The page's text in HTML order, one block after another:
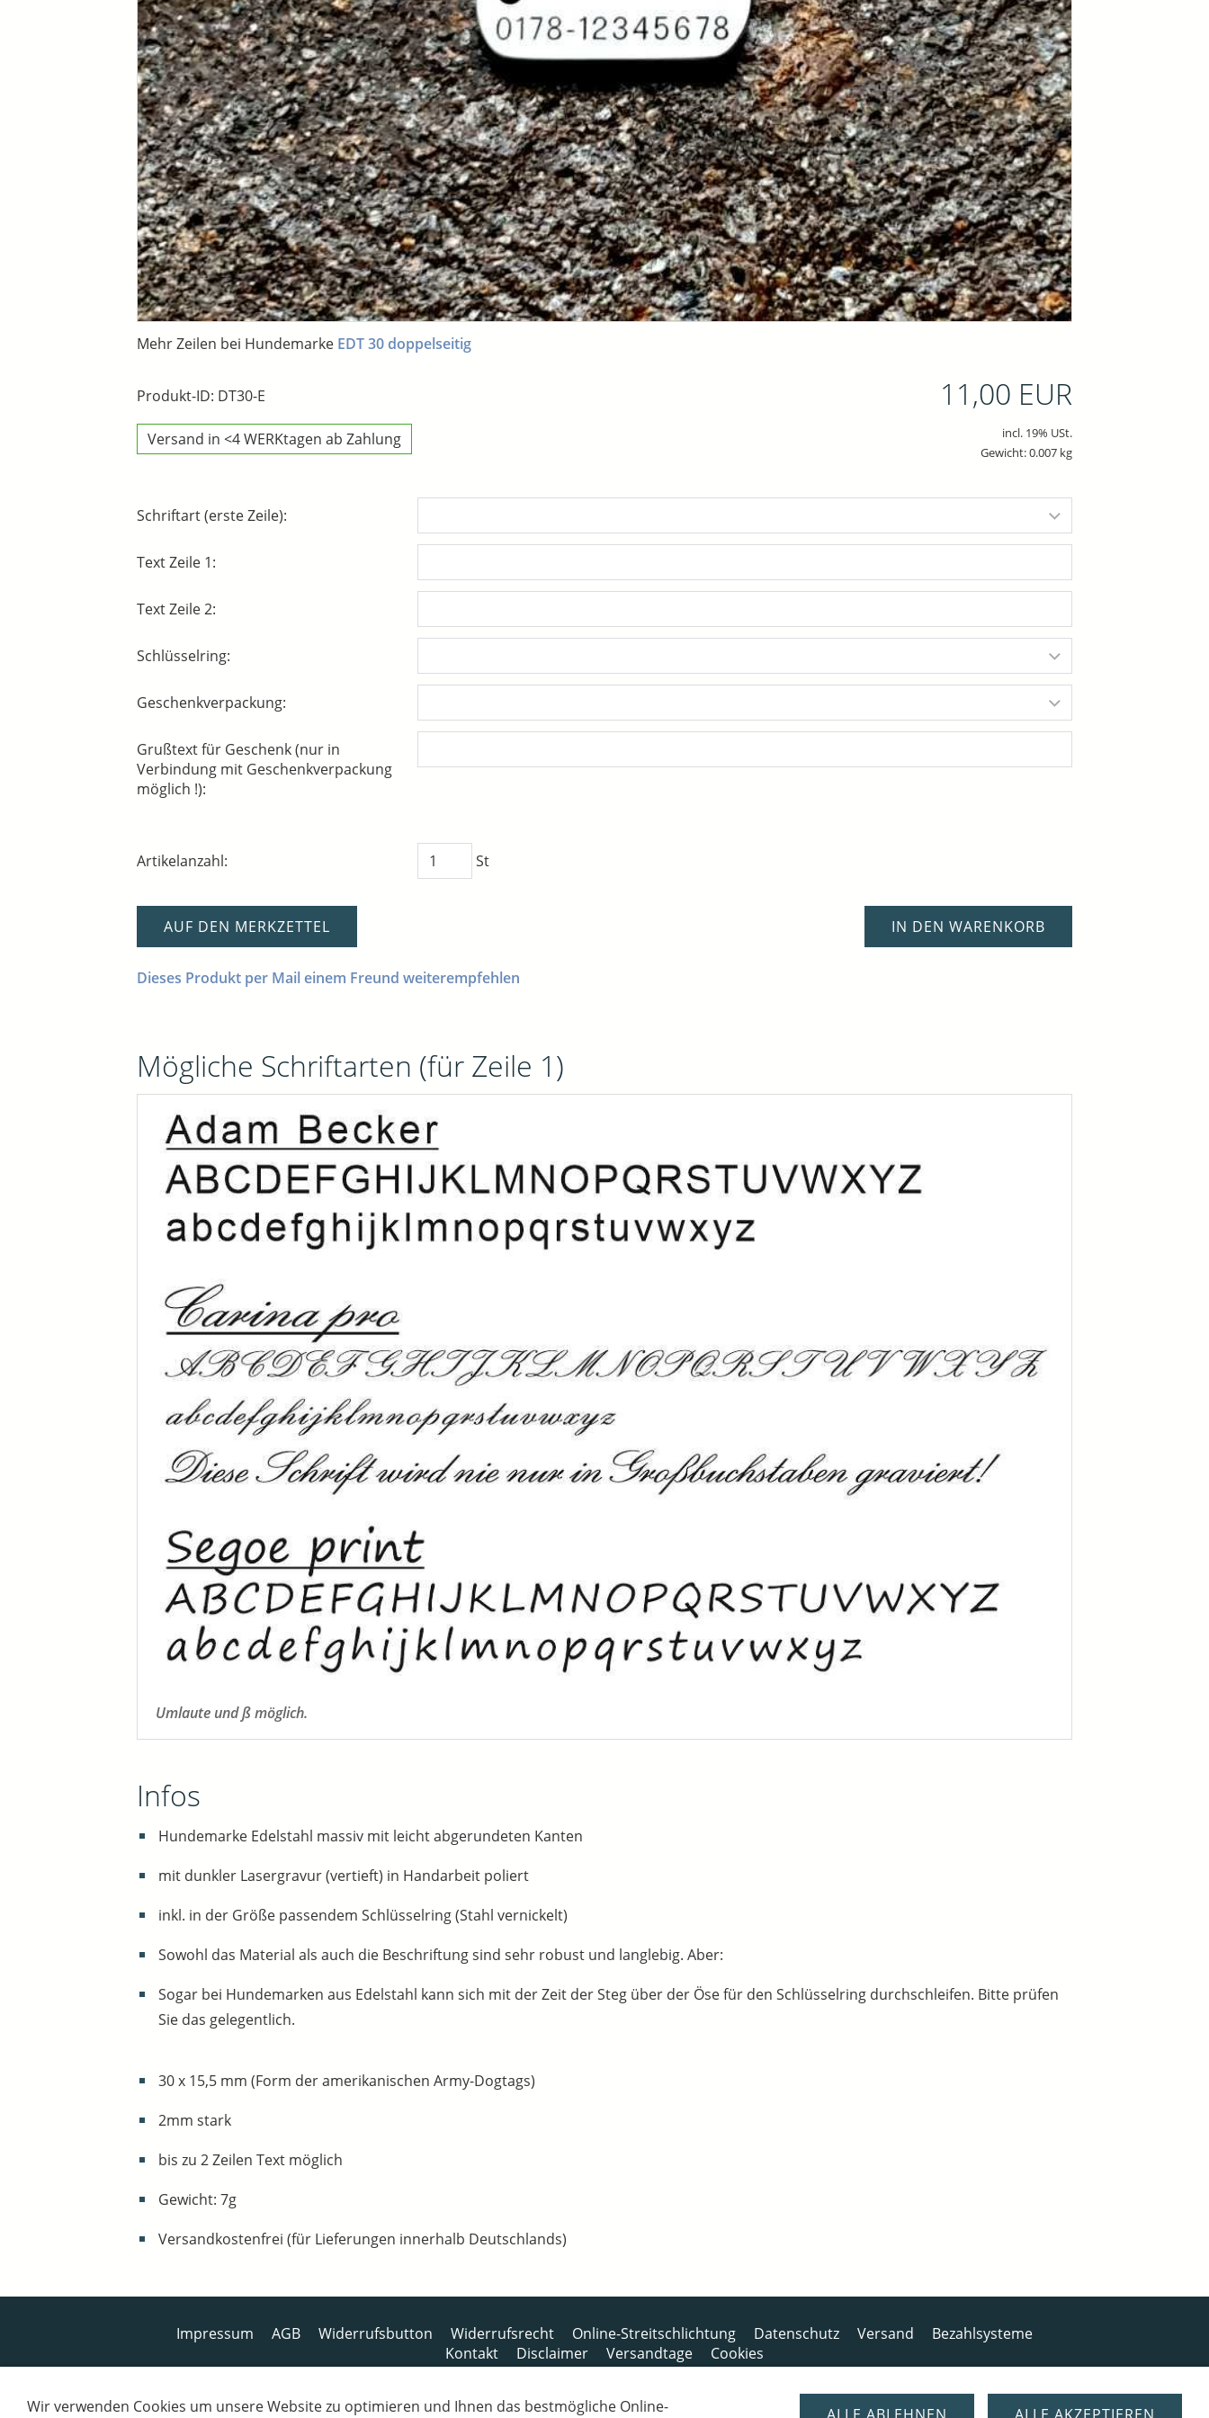
Mehr Zeilen bei Hundemarke EDT 30 doppelseitig
Produkt-ID: DT30-E
Versand in <4 WERKtagen ab Zahlung
11,00 EUR
incl. 19% USt.
Gewicht: 0.007 kg
Schriftart (erste Zeile):
Text Zeile 1:
Text Zeile 2:
Schlüsselring:
Geschenkverpackung:
Grußtext für Geschenk (nur in
Verbindung mit Geschenkverpackung
möglich !):
Artikelanzahl: St
IN DEN WARENKORB
AUF DEN MERKZETTEL
Dieses Produkt per Mail einem Freund weiterempfehlen
Mögliche Schriftarten (für Zeile 1)
Umlaute und ß möglich.
Infos
Hundemarke Edelstahl massiv mit leicht abgerundeten Kanten
mit dunkler Lasergravur (vertieft) in Handarbeit poliert
inkl. in der Größe passendem Schlüsselring (Stahl vernickelt)
Sowohl das Material als auch die Beschriftung sind sehr robust und langlebig. Aber:
Sogar bei Hundemarken aus Edelstahl kann sich mit der Zeit der Steg über der Öse für den Schlüsselring durchschleifen. Bitte prüfen
Sie das gelegentlich.
30 x 15,5 mm (Form der amerikanischen Army-Dogtags)
2mm stark
bis zu 2 Zeilen Text möglich
Gewicht: 7g
Versandkostenfrei (für Lieferungen innerhalb Deutschlands)
Impressum AGB Widerrufsbutton Widerrufsrecht Online-Streitschlichtung Datenschutz Versand
Bezahlsysteme
Kontakt
Disclaimer Versandtage Cookies
Bankverbindung: Consorsbank, Kt-Inhaber: Dietmar Fuchs
Wir verwenden Cookies um unsere Website zu optimieren und Ihnen das bestmögliche Online-